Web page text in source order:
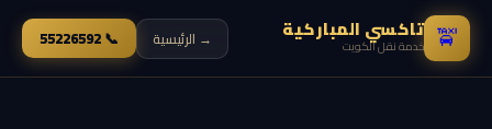
🚖 تاكسي المباركية
خدمة نقل الكويت → الرئيسية 📞 55226592